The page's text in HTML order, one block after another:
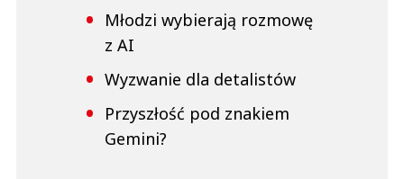
Młodzi wybierają rozmowę
z AI
Wyzwanie dla detalistów
Przyszłość pod znakiem
Gemini?